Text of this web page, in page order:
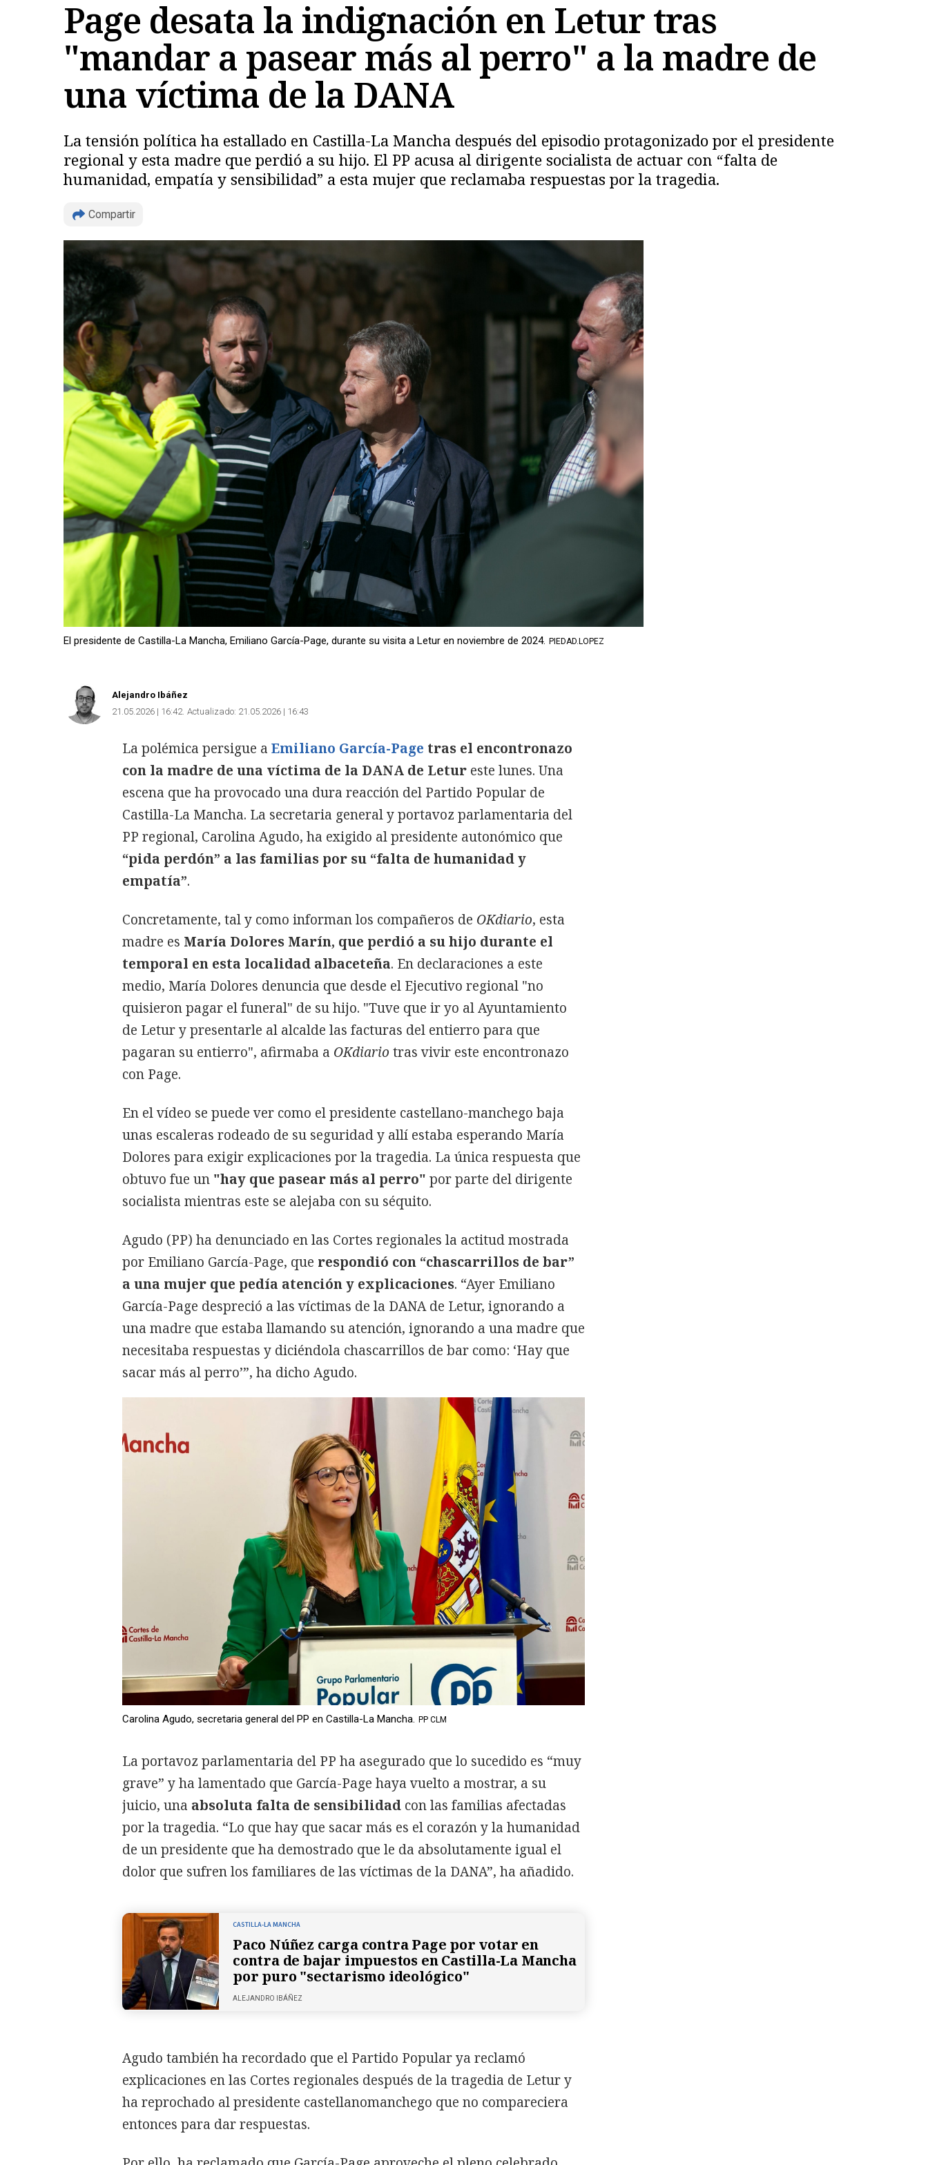
Page desata la indignación en Letur tras
"mandar a pasear más al perro" a la madre de
una víctima de la DANA
La tensión política ha estallado en Castilla-La Mancha después del episodio protagonizado por el presidente
regional y esta madre que perdió a su hijo. El PP acusa al dirigente socialista de actuar con “falta de
humanidad, empatía y sensibilidad” a esta mujer que reclamaba respuestas por la tragedia.
Compartir
Copiar
El presidente de Castilla-La Mancha, Emiliano García-Page, durante su visita a Letur en noviembre de 2024. PIEDAD.LOPEZ
Alejandro Ibáñez
21.05.2026 | 16:42 Actualizado: 21.05.2026 | 16:43
La polémica persigue a Emiliano García-Page tras el encontronazo
con la madre de una víctima de la DANA de Letur este lunes. Una
escena que ha provocado una dura reacción del Partido Popular de
Castilla-La Mancha. La secretaria general y portavoz parlamentaria del
PP regional, Carolina Agudo, ha exigido al presidente autonómico que
“pida perdón” a las familias por su “falta de humanidad y
empatía”.
Concretamente, tal y como informan los compañeros de OKdiario, esta
madre es María Dolores Marín, que perdió a su hijo durante el
temporal en esta localidad albaceteña. En declaraciones a este
medio, María Dolores denuncia que desde el Ejecutivo regional "no
quisieron pagar el funeral" de su hijo. "Tuve que ir yo al Ayuntamiento
de Letur y presentarle al alcalde las facturas del entierro para que
pagaran su entierro", afirmaba a OKdiario tras vivir este encontronazo
con Page.
En el vídeo se puede ver como el presidente castellano-manchego baja
unas escaleras rodeado de su seguridad y allí estaba esperando María
Dolores para exigir explicaciones por la tragedia. La única respuesta que
obtuvo fue un "hay que pasear más al perro" por parte del dirigente
socialista mientras este se alejaba con su séquito.
Agudo (PP) ha denunciado en las Cortes regionales la actitud mostrada
por Emiliano García-Page, que respondió con “chascarrillos de bar”
a una mujer que pedía atención y explicaciones. “Ayer Emiliano
García-Page despreció a las víctimas de la DANA de Letur, ignorando a
una madre que estaba llamando su atención, ignorando a una madre que
necesitaba respuestas y diciéndola chascarrillos de bar como: ‘Hay que
sacar más al perro’”, ha dicho Agudo.
Carolina Agudo, secretaria general del PP en Castilla-La Mancha. PP CLM
La portavoz parlamentaria del PP ha asegurado que lo sucedido es “muy
grave” y ha lamentado que García-Page haya vuelto a mostrar, a su
juicio, una absoluta falta de sensibilidad con las familias afectadas
por la tragedia. “Lo que hay que sacar más es el corazón y la humanidad
de un presidente que ha demostrado que le da absolutamente igual el
dolor que sufren los familiares de las víctimas de la DANA”, ha añadido.
CASTILLA-LA MANCHA
Paco Núñez carga contra Page por votar en
contra de bajar impuestos en Castilla-La Mancha
por puro "sectarismo ideológico"
ALEJANDRO IBÁÑEZ
Agudo también ha recordado que el Partido Popular ya reclamó
explicaciones en las Cortes regionales después de la tragedia de Letur y
ha reprochado al presidente castellanomanchego que no compareciera
entonces para dar respuestas.